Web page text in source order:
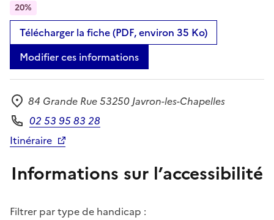
20%
Télécharger la fiche (PDF, environ 35 Ko)
Modifier ces informations
Adresse
84 Grande Rue 53250 Javron-les-Chapelles
Téléphone
02 53 95 83 28
Itinéraire
Informations sur l’accessibilité
Filtrer par type de handicap :